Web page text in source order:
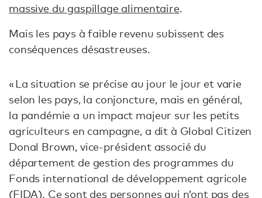
massive du gaspillage alimentaire.
Mais les pays à faible revenu subissent des
conséquences désastreuses.
« La situation se précise au jour le jour et varie
selon les pays, la conjoncture, mais en général,
la pandémie a un impact majeur sur les petits
agriculteurs en campagne, a dit à Global Citizen
Donal Brown, vice-président associé du
département de gestion des programmes du
Fonds international de développement agricole
(FIDA). Ce sont des personnes qui n’ont pas des